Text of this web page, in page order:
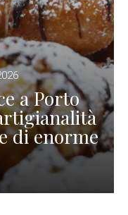
a Porto
di enorme